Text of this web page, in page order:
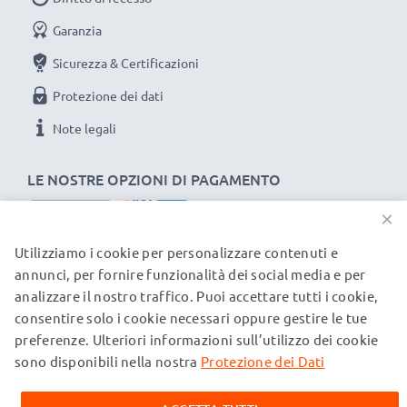
LE NOSTRE OPZIONI DI PAGAMENTO
Garanzia
Sicurezza & Certificazioni
Protezione dei dati
Note legali
I NOSTRI PARTNER DI SPEDIZIONE
© subtel.ch 2026
Tutti i prezzi sono comprensivi di IVA e al netto dei costi di
spedizione. Si prega di notare che tutti i marchi citati sono
menzionati sulle nostre pagine web esclusivamente per
×
Utilizziamo i cookie per personalizzare contenuti e
annunci, per fornire funzionalità dei social media e per
analizzare il nostro traffico. Puoi accettare tutti i cookie,
consentire solo i cookie necessari oppure gestire le tue
preferenze. Ulteriori informazioni sull’utilizzo dei cookie
sono disponibili nella nostra Protezione dei Dati